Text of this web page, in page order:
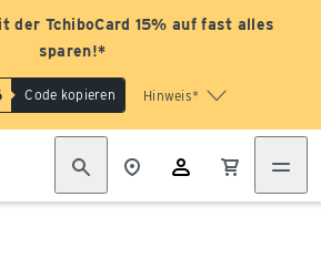
der TchiboCard 15% auf fast alles
sparen!*
Code kopieren Hinweis*